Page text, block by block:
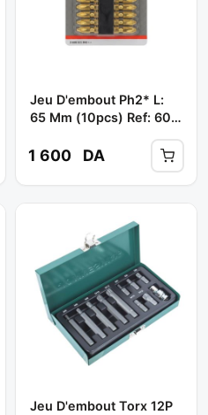
Jeu D'embout Ph2* L:
65 Mm (10pcs) Ref: 608
1 600 DA
Jeu D'embout Torx 12P